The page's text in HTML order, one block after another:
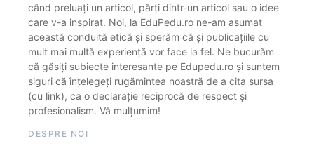
când preluați un articol, părți dintr-un articol sau o idee
care v-a inspirat. Noi, la EduPedu.ro ne-am asumat
această conduită etică și sperăm că și publicațiile cu
mult mai multă experiență vor face la fel. Ne bucurăm
că găsiți subiecte interesante pe Edupedu.ro și suntem
siguri că înțelegeți rugămintea noastră de a cita sursa
(cu link), ca o declarație reciprocă de respect și
profesionalism. Vă mulțumim!
DESPRE NOI